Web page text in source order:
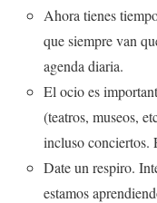
Ahora tienes
que siempre van
agenda diaria.
El ocio es
(teatros, museos,
incluso conciertos.
Date un respiro.
estamos